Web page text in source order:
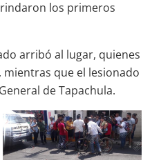
los primeros
arribó al lugar, quienes
que el lesionado
de Tapachula.